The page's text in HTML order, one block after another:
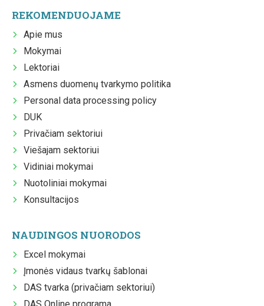
REKOMENDUOJAME
Apie mus
Mokymai
Lektoriai
Asmens duomenų tvarkymo politika
Personal data processing policy
DUK
Privačiam sektoriui
Viešajam sektoriui
Vidiniai mokymai
Nuotoliniai mokymai
Konsultacijos
NAUDINGOS NUORODOS
Excel mokymai
Įmonės vidaus tvarkų šablonai
DAS tvarka (privačiam sektoriui)